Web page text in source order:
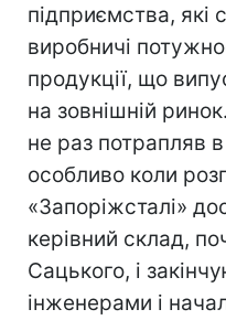
підприємства, які
виробничі
продукції, що
на зовнішній
не раз потрапляв в
особливо коли
«Запоріжсталі»
керівний склад,
Сацького, і
інженерами і